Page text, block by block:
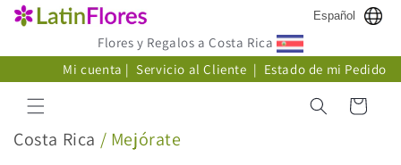
directamente
Español
Flores y Regalos a Costa Rica
Mi cuenta | Servicio al Cliente | Estado de mi Pedido
Carrito
C
Costa Rica / Mejórate